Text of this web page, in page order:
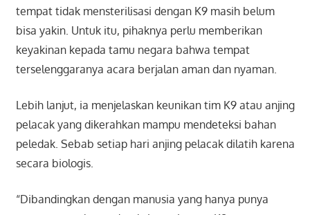
tempat tidak mensterilisasi dengan K9 masih belum
bisa yakin. Untuk itu, pihaknya perlu memberikan
keyakinan kepada tamu negara bahwa tempat
terselenggaranya acara berjalan aman dan nyaman.
Lebih lanjut, ia menjelaskan keunikan tim K9 atau anjing
pelacak yang dikerahkan mampu mendeteksi bahan
peledak. Sebab setiap hari anjing pelacak dilatih karena
secara biologis.
“Dibandingkan dengan manusia yang hanya punya